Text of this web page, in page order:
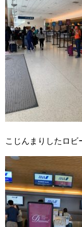
こじんまりしたロビ